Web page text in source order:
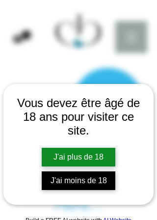
Vous devez être âgé de
18 ans pour visiter ce
site.
J'ai plus de 18
J'ai moins de 18
There’s Nothing
Here...